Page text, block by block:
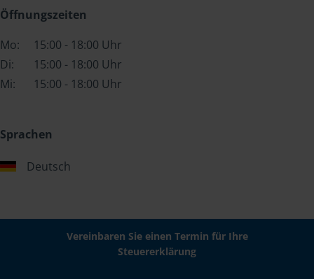
Öffnungszeiten
Mo:
15:00 - 18:00 Uhr
Di:
15:00 - 18:00 Uhr
Mi:
15:00 - 18:00 Uhr
Sprachen
Deutsch
Vereinbaren Sie einen Termin für Ihre
Steuererklärung